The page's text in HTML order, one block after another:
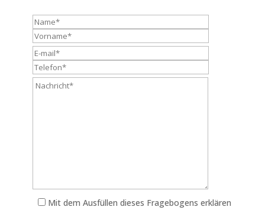
Mit dem Ausfüllen dieses Fragebogens erklären